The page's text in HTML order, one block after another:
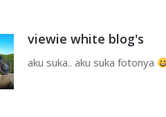
viewie white blog's
aku suka.. aku suka fotonya